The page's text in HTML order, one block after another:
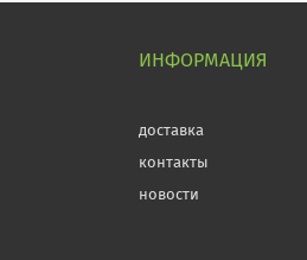
ИНФОРМАЦИЯ
доставка
контакты
новости